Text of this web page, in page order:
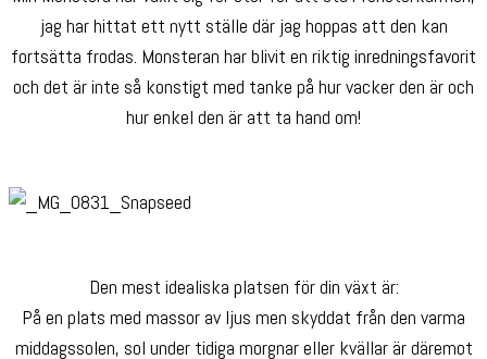
jag har hittat ett nytt ställe där jag hoppas att den kan
fortsätta frodas. Monsteran har blivit en riktig inredningsfavorit
och det är inte så konstigt med tanke på hur vacker den är och
hur enkel den är att ta hand om!
Den mest idealiska platsen för din växt är:
På en plats med massor av ljus men skyddat från den varma
middagssolen, sol under tidiga morgnar eller kvällar är däremot